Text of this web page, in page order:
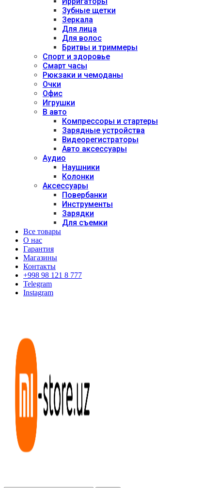
Зубные щетки
Зеркала
Для лица
Для волос
Бритвы и триммеры
Спорт и здоровье
Смарт часы
Рюкзаки и чемоданы
Очки
Офис
Игрушки
В авто
Компрессоры и стартеры
Зарядные устройства
Видеорегистраторы
Авто аксессуары
Аудио
Наушники
Колонки
Аксессуары
Повербанки
Инструменты
Зарядки
Для съемки
Все товары
О нас
Гарантия
Магазины
Контакты
+998 98 121 8 777
Telegram
Instagram